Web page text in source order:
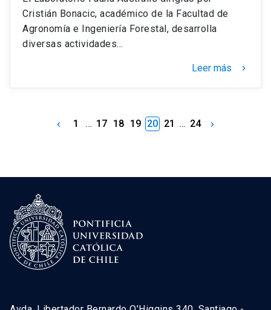
Cristián Bonacic, académico de la Facultad de
Agronomía e Ingeniería Forestal, desarrolla
diversas actividades…
Leer más keyboard_arrow_right
keyboard_arrow_left 1 … 17 18 19 20 21 … 24 keyboard_arrow_right